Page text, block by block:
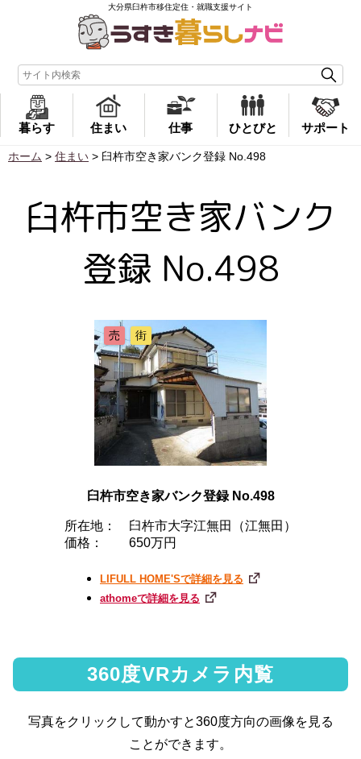
大分県臼杵市移住定住・就職支援サイト
暮らす 住まい 仕事 ひとびと サポート
ホーム > 住まい > 臼杵市空き家バンク登録 No.498
臼杵市空き家バンク
登録 No.498
売 街
臼杵市空き家バンク登録 No.498
所在地：
臼杵市大字江無田（江無田）
価格：
650万円
LIFULL HOME'Sで詳細を見る
athomeで詳細を見る
360度VRカメラ内覧
写真をクリックして動かすと360度方向の画像を見る
ことができます。